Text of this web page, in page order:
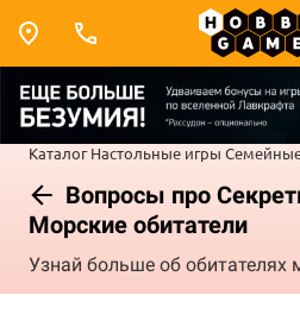
Каталог Настольные игры
Вопросы про
Морские обитатели
Узнай больше об обитателях